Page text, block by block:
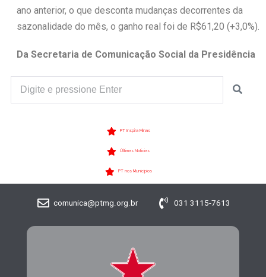
ano anterior, o que desconta mudanças decorrentes da
sazonalidade do mês, o ganho real foi de R$61,20 (+3,0%).
Da Secretaria de Comunicação Social da Presidência
PT Inspira Minas
Últimas Notícias
PT nos Municípios
comunica@ptmg.org.br 031 3115-7613